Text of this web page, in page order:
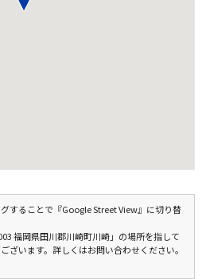
することで『Google Street View』に切り替
福岡県田川郡川崎町川崎」の場所を指して
ざいます。詳しくはお問い合わせください。